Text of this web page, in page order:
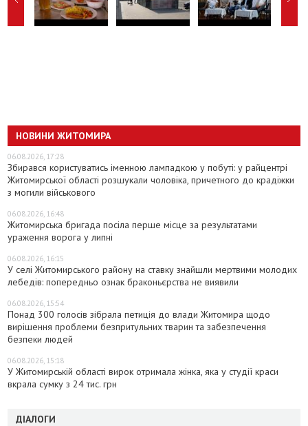
НОВИНИ ЖИТОМИРА
06.08.2026, 17:28
Збирався користуватись іменною лампадкою у побуті: у райцентрі
Житомирської області розшукали чоловіка, причетного до крадіжки
з могили військового
06.08.2026, 16:48
Житомирська бригада посіла перше місце за результатами
ураження ворога у липні
06.08.2026, 16:15
У селі Житомирського району на ставку знайшли мертвими молодих
лебедів: попередньо ознак браконьєрства не виявили
06.08.2026, 15:54
Понад 300 голосів зібрала петиція до влади Житомира щодо
вирішення проблеми безпритульних тварин та забезпечення
безпеки людей
06.08.2026, 15:18
У Житомирській області вирок отримала жінка, яка у студії краси
вкрала сумку з 24 тис. грн
ДІАЛОГИ